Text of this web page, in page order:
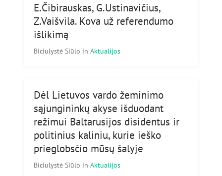
E.Čibirauskas, G.Ustinavičius,
Z.Vaišvila. Kova už referendumo
išlikimą
Biciulystė Siūlo in Aktualijos
Dėl Lietuvos vardo žeminimo
sąjungininkų akyse išduodant
režimui Baltarusijos disidentus ir
politinius kaliniu, kurie ieško
prieglobsčio mūsų šalyje
Biciulystė Siūlo in Aktualijos